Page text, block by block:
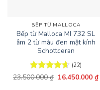
BẾP TỪ MALLOCA
Bếp từ Malloca MI 732 SL
âm 2 từ màu đen mặt kính
Schottceran
Được xếp
(22)
23.500.000₫ Giá
16.450.000₫